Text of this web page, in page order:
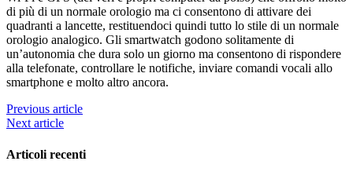
di più di un normale orologio ma ci consentono di attivare dei
quadranti a lancette, restituendoci quindi tutto lo stile di un normale
orologio analogico. Gli smartwatch godono solitamente di
un’autonomia che dura solo un giorno ma consentono di rispondere
alla telefonate, controllare le notifiche, inviare comandi vocali allo
smartphone e molto altro ancora.
Previous article
Next article
Articoli recenti